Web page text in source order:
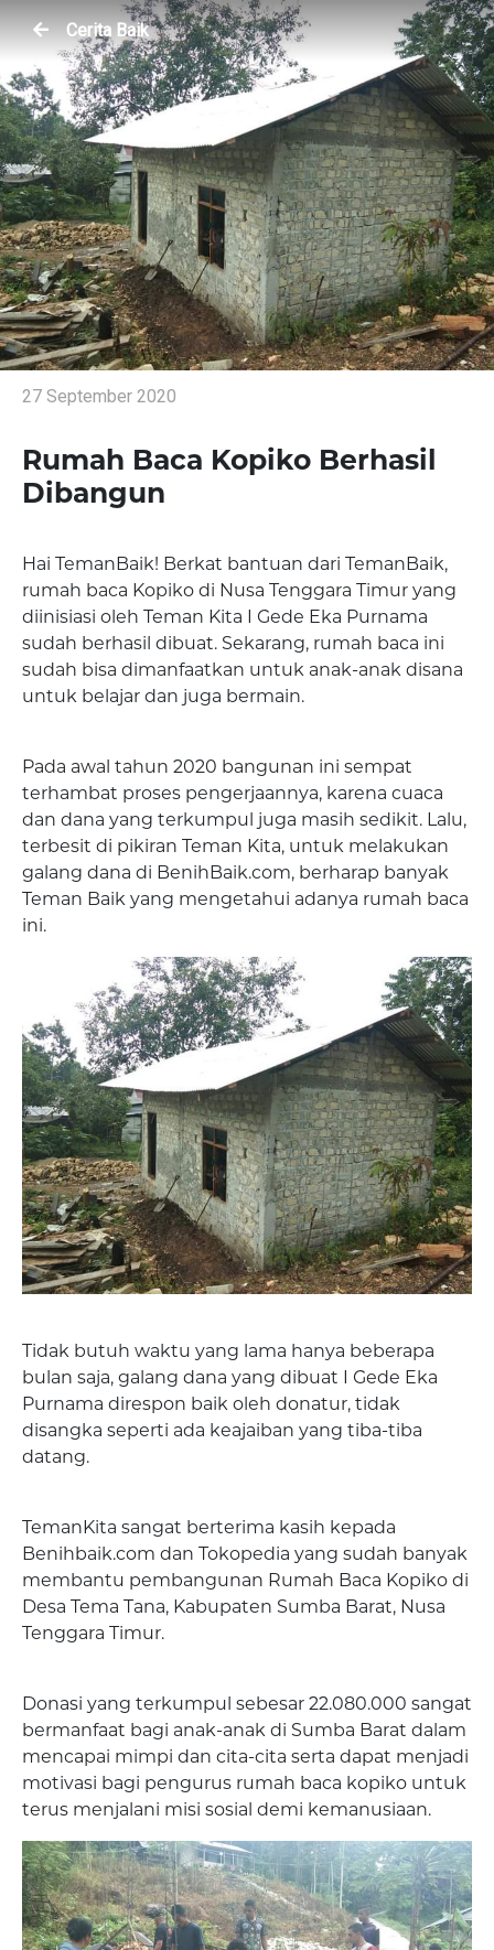
Cerita Baik
27 September 2020
Rumah Baca Kopiko Berhasil
Dibangun
Hai TemanBaik! Berkat bantuan dari TemanBaik,
rumah baca Kopiko di Nusa Tenggara Timur yang
diinisiasi oleh Teman Kita I Gede Eka Purnama
sudah berhasil dibuat. Sekarang, rumah baca ini
sudah bisa dimanfaatkan untuk anak-anak disana
untuk belajar dan juga bermain.
Pada awal tahun 2020 bangunan ini sempat
terhambat proses pengerjaannya, karena cuaca
dan dana yang terkumpul juga masih sedikit. Lalu,
terbesit di pikiran Teman Kita, untuk melakukan
galang dana di BenihBaik.com, berharap banyak
Teman Baik yang mengetahui adanya rumah baca
ini.
Tidak butuh waktu yang lama hanya beberapa
bulan saja, galang dana yang dibuat I Gede Eka
Purnama direspon baik oleh donatur, tidak
disangka seperti ada keajaiban yang tiba-tiba
datang.
TemanKita sangat berterima kasih kepada
Benihbaik.com dan Tokopedia yang sudah banyak
membantu pembangunan Rumah Baca Kopiko di
Desa Tema Tana, Kabupaten Sumba Barat, Nusa
Tenggara Timur.
Donasi yang terkumpul sebesar 22.080.000 sangat
bermanfaat bagi anak-anak di Sumba Barat dalam
mencapai mimpi dan cita-cita serta dapat menjadi
motivasi bagi pengurus rumah baca kopiko untuk
terus menjalani misi sosial demi kemanusiaan.